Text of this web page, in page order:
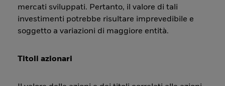
mercati sviluppati. Pertanto, il valore di tali
investimenti potrebbe risultare imprevedibile e
soggetto a variazioni di maggiore entità.
Titoli azionari